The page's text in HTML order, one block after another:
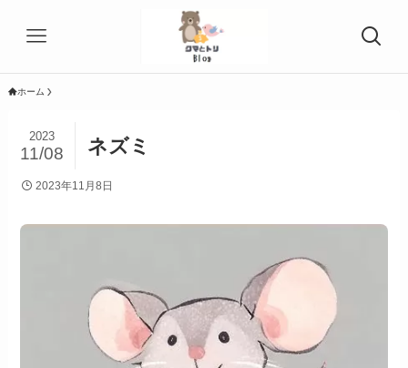
ホーム
ネズミ
2023
11/08
2023年11月8日